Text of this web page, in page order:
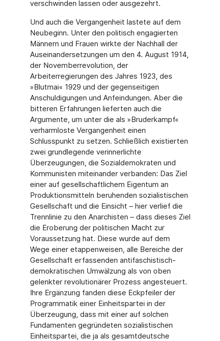
verschwinden lassen oder ausgezehrt.
Und auch die Vergangenheit lastete auf dem
Neubeginn. Unter den politisch engagierten
Männern und Frauen wirkte der Nachhall der
Auseinandersetzungen um den 4. August 1914,
der Novemberrevolution, der
Arbeiterregierungen des Jahres 1923, des
»Blutmai« 1929 und der gegenseitigen
Anschuldigungen und Anfeindungen. Aber die
bitteren Erfahrungen lieferten auch die
Argumente, um unter die als »Bruderkampf«
verharmloste Vergangenheit einen
Schlusspunkt zu setzen. Schließlich existierten
zwei grundlegende verinnerlichte
Überzeugungen, die Sozialdemokraten und
Kommunisten miteinander verbanden: Das Ziel
einer auf gesellschaftlichem Eigentum an
Produktionsmitteln beruhenden sozialistischen
Gesellschaft und die Einsicht – hier verlief die
Trennlinie zu den Anarchisten – dass dieses Ziel
die Eroberung der politischen Macht zur
Voraussetzung hat. Diese wurde auf dem
Wege einer etappenweisen, alle Bereiche der
Gesellschaft erfassenden antifaschistisch-
demokratischen Umwälzung als von oben
gelenkter revolutionärer Prozess angesteuert.
Ihre Ergänzung fanden diese Eckpfeiler der
Programmatik einer Einheitspartei in der
Überzeugung, dass mit einer auf solchen
Fundamenten gegründeten sozialistischen
Einheitspartei, die ja als gesamtdeutsche